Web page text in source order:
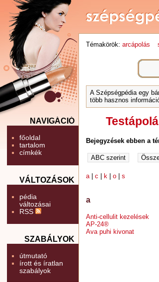
NAVIGÁCIÓ
főoldal
tartalom
címkék
VÁLTOZÁSOK
pédia
változásai
RSS
SZABÁLYOK
útmutató
írott és íratlan
szabályok
Témakörök: arcápolás
A Szépségpédia egy
több hasznos
Bejegyzések ebben a
a |c k |o |s
a
Anti-cellulit kezelések
AP-24®
Ava puhi kivonat